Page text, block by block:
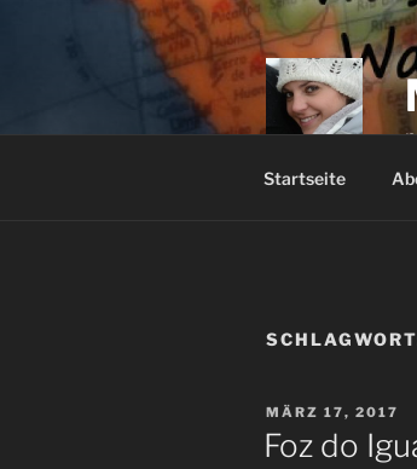
Startseite
VERÖFFENTLICHT
AM
MÄRZ 17, 2017
Foz do